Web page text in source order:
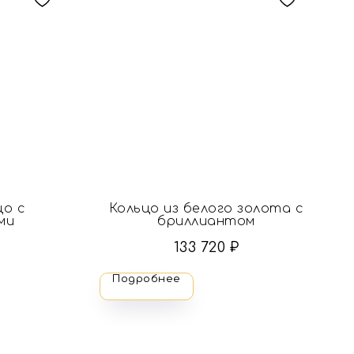
с
Кольцо из белого золота с
бриллиантом
133 720 ₽
Подробнее